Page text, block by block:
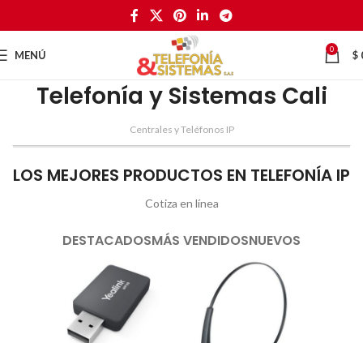
MENÚ 0 $
Telefonía y Sistemas Cali
Centrales y Teléfonos IP
LOS MEJORES PRODUCTOS EN TELEFONÍA IP
Cotiza en línea
DESTACADOSMÁS VENDIDOSNUEVOS